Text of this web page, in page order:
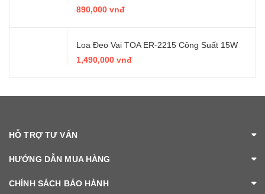
890,000 vnđ
Loa Đeo Vai TOA ER-2215 Công Suất 15W
1,490,000 vnđ
HỖ TRỢ TƯ VẤN
HƯỚNG DẪN MUA HÀNG
CHÍNH SÁCH BẢO HÀNH